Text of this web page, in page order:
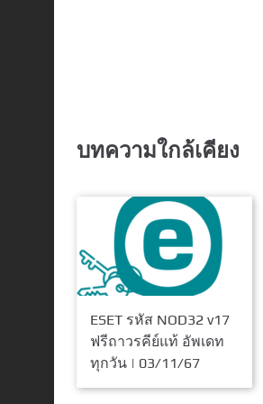
บทความใกล้เคียง
ESET รหัส NOD32 v17
ฟรีถาวรคีย์แท้ อัพเดท
ทุกวัน | 03/11/67